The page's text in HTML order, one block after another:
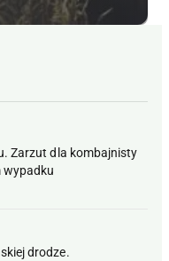
Zarzut dla kombajnisty
wypadku
drodze.